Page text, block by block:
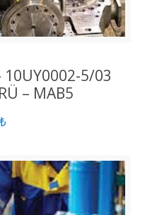
10UY0002-5/03
– MAB5
₺